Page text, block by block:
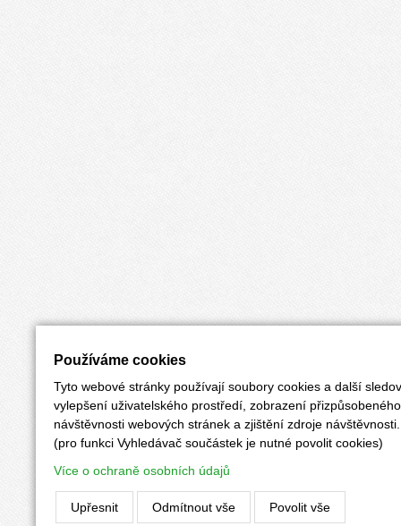
Používáme cookies
Tyto webové stránky používají soubory cookies a další
vylepšení uživatelského prostředí, zobrazení
návštěvnosti webových stránek a zjištění zdroje návštěvnosti.
(pro funkci Vyhledávač součástek je nutné povolit cookies)
Více o ochraně osobních údajů
Upřesnit Odmítnout vše Povolit vše